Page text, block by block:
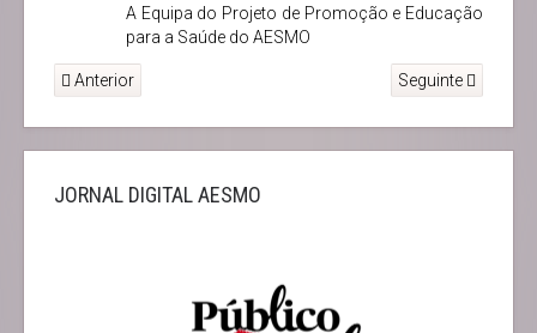
A Equipa do Projeto de Promoção e Educação
para a Saúde do AESMO
Anterior Seguinte
JORNAL DIGITAL AESMO